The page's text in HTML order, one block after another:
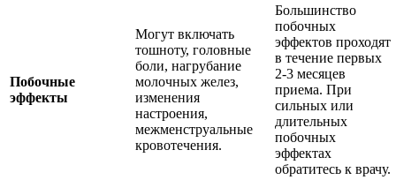
Побочные
эффекты
Могут включать
тошноту, головные
боли, нагрубание
молочных желез,
изменения
настроения,
межменструальные
кровотечения.
Большинство
побочных
эффектов проходят
в течение первых
2-3 месяцев
приема. При
сильных или
длительных
побочных
эффектах
обратитесь к врачу.